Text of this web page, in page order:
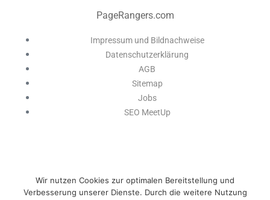
PageRangers.com
Impressum und Bildnachweise
Datenschutzerklärung
AGB
Sitemap
Jobs
SEO MeetUp
Wir nutzen Cookies zur optimalen Bereitstellung und
Verbesserung unserer Dienste. Durch die weitere Nutzung